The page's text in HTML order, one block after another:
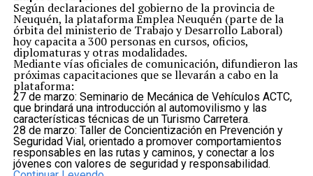
Según declaraciones del gobierno de la provincia de
Neuquén, la plataforma Emplea Neuquén (parte de la
órbita del ministerio de Trabajo y Desarrollo Laboral)
hoy capacita a 300 personas en cursos, oficios,
diplomaturas y otras modalidades.
Mediante vías oficiales de comunicación, difundieron las
próximas capacitaciones que se llevarán a cabo en la
plataforma:
27 de marzo: Seminario de Mecánica de Vehículos ACTC,
que brindará una introducción al automovilismo y las
características técnicas de un Turismo Carretera.
28 de marzo: Taller de Concientización en Prevención y
Seguridad Vial, orientado a promover comportamientos
responsables en las rutas y caminos, y conectar a los
jóvenes con valores de seguridad y responsabilidad.